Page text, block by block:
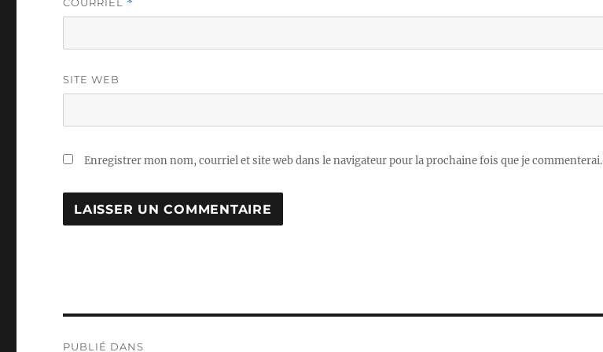
*
SITE WEB
Enregistrer mon nom, courriel et site web dans le navigateur pour la prochaine fois que je commenterai.
PUBLIÉ DANS